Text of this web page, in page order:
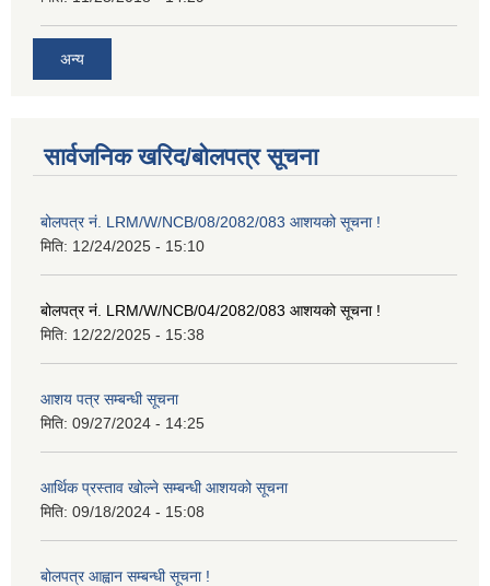
अन्य
सार्वजनिक खरिद/बोलपत्र सूचना
बोलपत्र नं. LRM/W/NCB/08/2082/083 आशयको सूचना !
मिति: 12/24/2025 - 15:10
बोलपत्र नं. LRM/W/NCB/04/2082/083 आशयको सूचना !
मिति: 12/22/2025 - 15:38
आशय पत्र सम्बन्धी सूचना
मिति: 09/27/2024 - 14:25
आर्थिक प्रस्ताव खोल्ने सम्बन्धी आशयको सूचना
मिति: 09/18/2024 - 15:08
बोलपत्र आह्वान सम्बन्धी सूचना !